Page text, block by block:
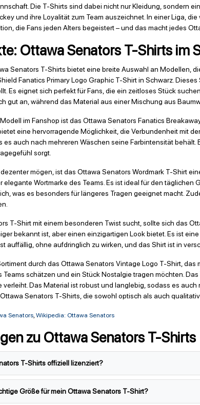
Die T-Shirts sind dabei nicht nur Kleidung, sondern
und ihre Loyalität zum Team auszeichnet. In einer Liga,
die Fans jeden Alters begeistert – und das macht jedes
Ottawa Senators T-Shirts im
Senators T-Shirts bietet eine breite Auswahl an Modellen,
Fanatics Primary Logo Graphic T-Shirt in Schwarz.
Es eignet sich perfekt für Fans, die ein zeitloses Stück
gut an, während das Material aus einer Mischung aus
im Fanshop ist das Ottawa Senators Fanatics
eine hervorragende Möglichkeit, die Verbundenheit mit
es auch nach mehreren Wäschen seine Farbintensität
sorgt.
mögen, ist das Ottawa Senators Wordmark T-Shirt
elegante Wortmarke des Teams. Es ist ideal für den
was es besonders für längeres Tragen geeignet macht.
T-Shirt mit einem besonderen Twist sucht, sollte sich das
bekannt ist, aber einen einzigartigen Look bietet. Es ist
auffällig, ohne aufdringlich zu wirken, und das Shirt ist in
durch das Ottawa Senators Vintage Logo T-Shirt,
Teams schätzen und ein Stück Nostalgie tragen möchten.
Das Material ist robust und langlebig, sodass es
Senators T-Shirts, die sowohl optisch als auch
Senators Wikipedia: Ottawa Senators
zu Ottawa Senators T-Shirts
T-Shirts offiziell lizenziert?
Größe für mein Ottawa Senators T-Shirt?